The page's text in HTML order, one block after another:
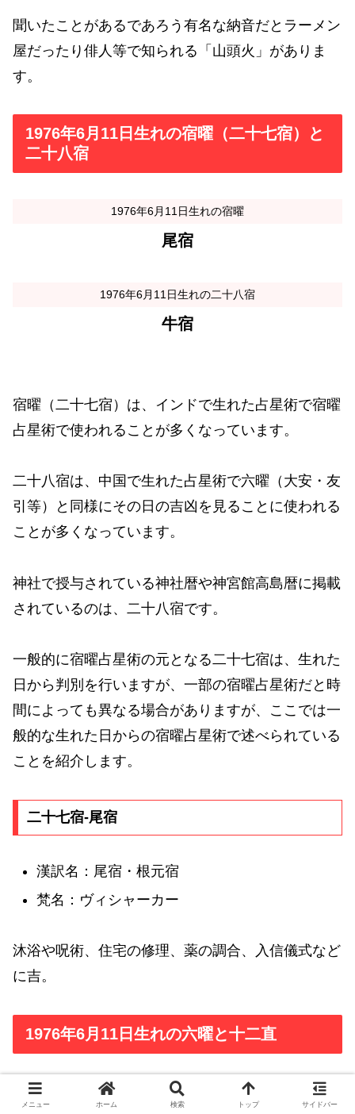
聞いたことがあるであろう有名な納音だとラーメン
屋だったり俳人等で知られる「山頭火」がありま
す。
1976年6月11日生れの宿曜（二十七宿）と
二十八宿
1976年6月11日生れの宿曜
尾宿
1976年6月11日生れの二十八宿
牛宿
宿曜（二十七宿）は、インドで生れた占星術で宿曜
占星術で使われることが多くなっています。
二十八宿は、中国で生れた占星術で六曜（大安・友
引等）と同様にその日の吉凶を見ることに使われる
ことが多くなっています。
神社で授与されている神社暦や神宮館高島暦に掲載
されているのは、二十八宿です。
一般的に宿曜占星術の元となる二十七宿は、生れた
日から判別を行いますが、一部の宿曜占星術だと時
間によっても異なる場合がありますが、ここでは一
般的な生れた日からの宿曜占星術で述べられている
ことを紹介します。
二十七宿-尾宿
漢訳名：尾宿・根元宿
梵名：ヴィシャーカー
沐浴や呪術、住宅の修理、薬の調合、入信儀式など
に吉。
1976年6月11日生れの六曜と十二直
1976年6月11日生れの六曜
メニュー ホーム 検索 トップ サイドバー